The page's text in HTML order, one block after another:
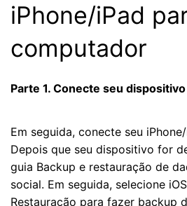
iPhone/iPad
computador
Parte 1. Conecte seu
Em seguida, conecte seu
Depois que seu dispositivo for
guia Backup e restauração de
social. Em seguida, selecione
Restauração para fazer backup